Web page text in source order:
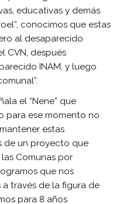
educativas y demás
conocimos que estas
al desaparecido
CVN, después
INAM, y luego
el “Nene” que
para ese momento no
estas
de un proyecto que
Comunas por
que nos
través de la figura de
para 8 años